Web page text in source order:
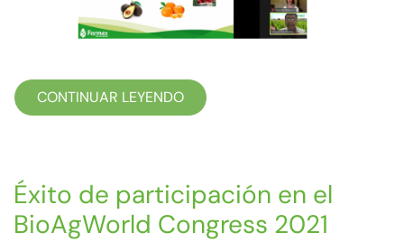
CONTINUAR LEYENDO
Éxito de participación en el
BioAgWorld Congress 2021